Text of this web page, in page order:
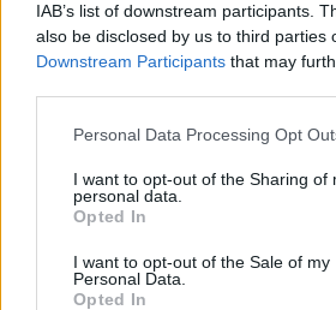
IAB’s list of downstream participants.
also be disclosed by us to third parties
Downstream Participants that may
Please note that this website/app uses
not limited to your visit or usage
grant or deny consent to Google and
use your data for below specified
consent section.
Personal Data Processing Opt
I want to opt-out of the Sharing of
personal data.
Opted In
I want to opt-out of the Sale of my
Personal Data.
Opted In